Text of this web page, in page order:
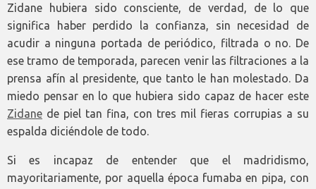
Zidane hubiera sido consciente, de verdad, de lo que
significa haber perdido la confianza, sin necesidad de
acudir a ninguna portada de periódico, filtrada o no. De
ese tramo de temporada, parecen venir las filtraciones a la
prensa afín al presidente, que tanto le han molestado. Da
miedo pensar en lo que hubiera sido capaz de hacer este
Zidane de piel tan fina, con tres mil fieras corrupias a su
espalda diciéndole de todo.
Si es incapaz de entender que el madridismo,
mayoritariamente, por aquella época fumaba en pipa, con